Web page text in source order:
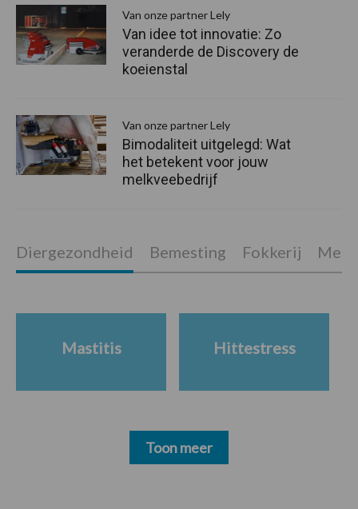
Van onze partner Lely
Van idee tot innovatie: Zo
veranderde de Discovery de
koeienstal
Van onze partner Lely
Bimodaliteit uitgelegd: Wat
het betekent voor jouw
melkveebedrijf
Diergezondheid Bemesting Fokkerij
Mastitis Hittestress
Toon meer